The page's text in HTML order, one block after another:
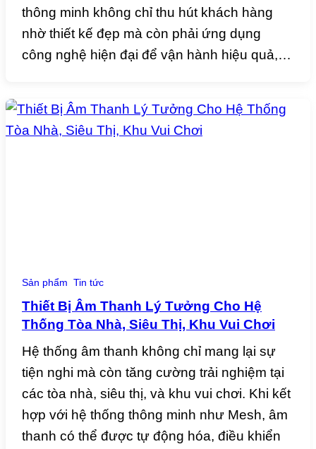
thông minh không chỉ thu hút khách hàng
nhờ thiết kế đẹp mà còn phải ứng dụng
công nghệ hiện đại để vận hành hiệu quả,…
Sản phẩm Tin tức
Thiết Bị Âm Thanh Lý Tưởng Cho Hệ
Thống Tòa Nhà, Siêu Thị, Khu Vui Chơi
Hệ thống âm thanh không chỉ mang lại sự
tiện nghi mà còn tăng cường trải nghiệm tại
các tòa nhà, siêu thị, và khu vui chơi. Khi kết
hợp với hệ thống thông minh như Mesh, âm
thanh có thể được tự động hóa, điều khiển